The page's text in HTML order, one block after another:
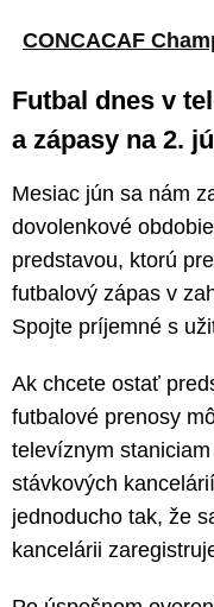
CONCACAF
Futbal dnes v
a zápasy na 2.
Mesiac jún sa nám
dovolenkové
predstavou, ktorú
futbalový zápas v
Spojte príjemné s
Ak chcete ostať
futbalové prenosy
televíznym
stávkových
jednoducho tak, že
kancelárii